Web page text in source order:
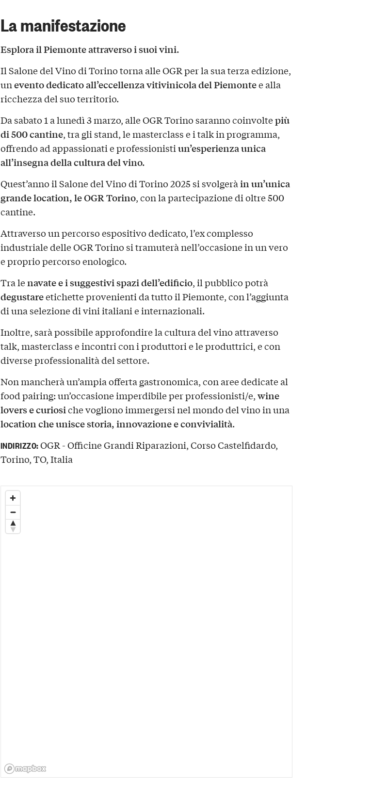
La manifestazione
Esplora il Piemonte attraverso i suoi vini.
Il Salone del Vino di Torino torna alle OGR per la sua terza edizione,
unevento dedicato all’eccellenza vitivinicola del Piemontee alla
ricchezza del suo territorio.
Da sabato 1 a lunedì 3 marzo, alle OGR Torino saranno coinvoltepiù
di 500 cantine, tra gli stand, le masterclass e i talk in programma,
offrendo ad appassionati e professionistiun’esperienza unica
all’insegna della cultura del vino.
Quest’anno il Salone del Vino di Torino 2025 si svolgeràin un’unica
grande location, le OGR Torino, con la partecipazione di oltre 500
cantine.
Attraverso un percorso espositivo dedicato, l’ex complesso
industriale delle OGR Torino si tramuterà nell’occasione in un vero
e proprio percorso enologico.
Tra lenavate e i suggestivi spazi dell’edificio, il pubblico potrà
degustareetichette provenienti da tutto il Piemonte, con l’aggiunta
di una selezione di vini italiani e internazionali.
Inoltre, sarà possibile approfondire la cultura del vino attraverso
talk, masterclass e incontri con i produttori e le produttrici, e con
diverse professionalità del settore.
Non mancherà un’ampia offerta gastronomica, con aree dedicate al
food pairing: un’occasione imperdibile per professionisti/e,wine
lovers e curiosiche vogliono immergersi nel mondo del vino in una
location che unisce storia, innovazione e convivialità.
INDIRIZZO:OGR - Officine Grandi Riparazioni, Corso Castelfidardo,
Torino, TO, Italia